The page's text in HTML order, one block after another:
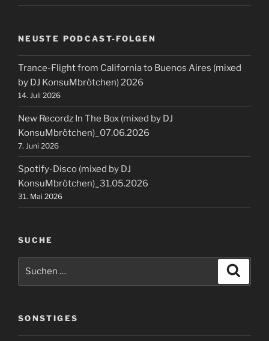
NEUSTE PODCAST-FOLGEN
Trance-Flight from California to Buenos Aires (mixed
by DJ KonsuMbrötchen) 2026
14. Juli 2026
New Recordz In The Box (mixed by DJ
KonsuMbrötchen)_07.06.2026
7. Juni 2026
Spotify-Disco (mixed by DJ
KonsuMbrötchen)_31.05.2026
31. Mai 2026
SUCHE
SONSTIGES